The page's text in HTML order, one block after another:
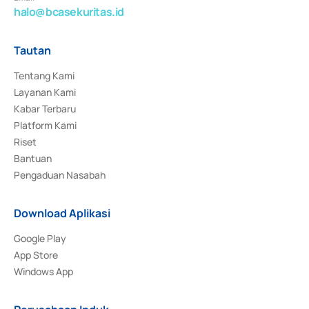
halo@bcasekuritas.id
Tautan
Tentang Kami
Layanan Kami
Kabar Terbaru
Platform Kami
Riset
Bantuan
Pengaduan Nasabah
Download Aplikasi
Google Play
App Store
Windows App